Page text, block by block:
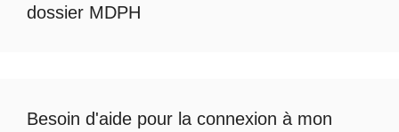
dossier MDPH
Besoin d'aide pour la connexion à mon